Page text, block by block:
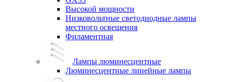
Высокой мощности
Низковольтные светодиодные лампы
местного освещения
Филаментная
Лампы люминесцентные
Люминесцентные линейные лампы